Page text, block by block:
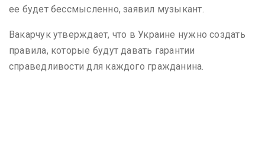
ее будет бессмысленно, заявил музыкант.
Вакарчук утверждает, что в Украине нужно создать
правила, которые будут давать гарантии
справедливости для каждого гражданина.